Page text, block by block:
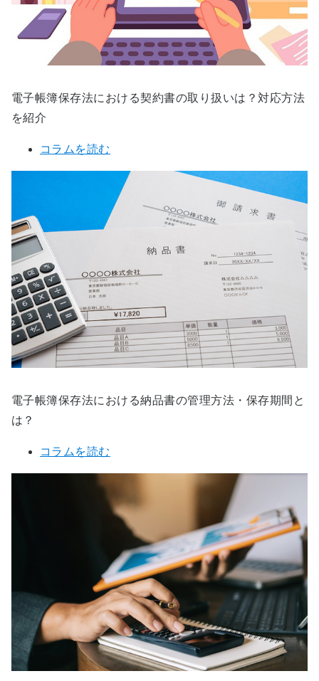
電子帳簿保存法における契約書の取り扱いは？対応方法
を紹介
コラムを読む
電子帳簿保存法における納品書の管理方法・保存期間と
は？
コラムを読む